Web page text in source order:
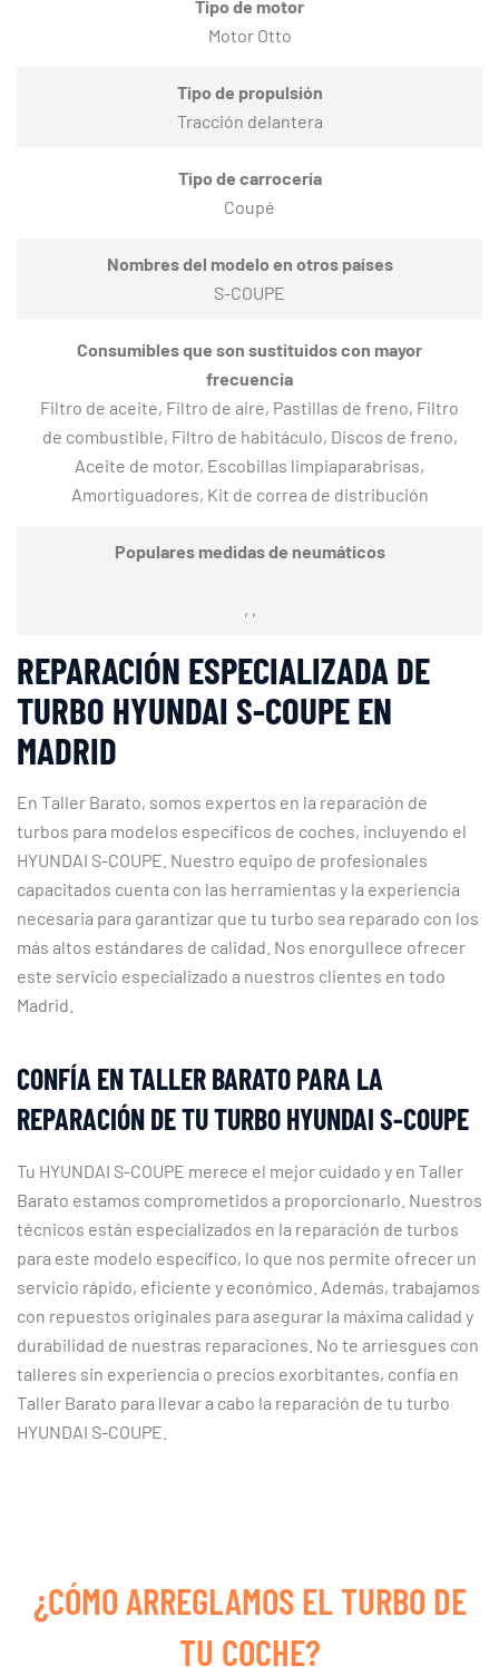
Tipo de motor
Motor Otto
Tipo de propulsión
Tracción delantera
Tipo de carrocería
Coupé
Nombres del modelo en otros países
S-COUPE
Consumibles que son sustituidos con mayor
frecuencia
Filtro de aceite, Filtro de aire, Pastillas de freno, Filtro
de combustible, Filtro de habitáculo, Discos de freno,
Aceite de motor, Escobillas limpiaparabrisas,
Amortiguadores, Kit de correa de distribución
Populares medidas de neumáticos
, ,
REPARACIÓN ESPECIALIZADA DE
TURBO HYUNDAI S-COUPE EN
MADRID
En Taller Barato, somos expertos en la reparación de
turbos para modelos específicos de coches, incluyendo el
HYUNDAI S-COUPE. Nuestro equipo de profesionales
capacitados cuenta con las herramientas y la experiencia
necesaria para garantizar que tu turbo sea reparado con los
más altos estándares de calidad. Nos enorgullece ofrecer
este servicio especializado a nuestros clientes en todo
Madrid.
CONFÍA EN TALLER BARATO PARA LA
REPARACIÓN DE TU TURBO HYUNDAI S-COUPE
Tu HYUNDAI S-COUPE merece el mejor cuidado y en Taller
Barato estamos comprometidos a proporcionarlo. Nuestros
técnicos están especializados en la reparación de turbos
para este modelo específico, lo que nos permite ofrecer un
servicio rápido, eficiente y económico. Además, trabajamos
con repuestos originales para asegurar la máxima calidad y
durabilidad de nuestras reparaciones. No te arriesgues con
talleres sin experiencia o precios exorbitantes, confía en
Taller Barato para llevar a cabo la reparación de tu turbo
HYUNDAI S-COUPE.
¿CÓMO ARREGLAMOS EL TURBO DE
TU COCHE?